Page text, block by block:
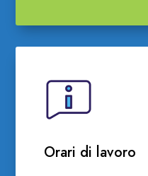
Orari di lavoro